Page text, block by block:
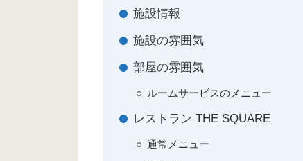
施設情報
施設の雰囲気
部屋の雰囲気
ルームサービスのメニュー
レストラン THE SQUARE
通常メニュー